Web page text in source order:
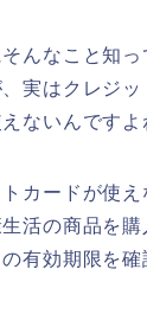
んなこと知
実はクレジ
ないんですよ
カードが使
活の商品を
有効期限を